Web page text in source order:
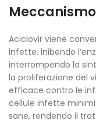
Meccanismo
Aciclovir viene
infette, inibendo
interrompendo la
la proliferazione del
efficace contro le
cellule infette
sane, rendendo il